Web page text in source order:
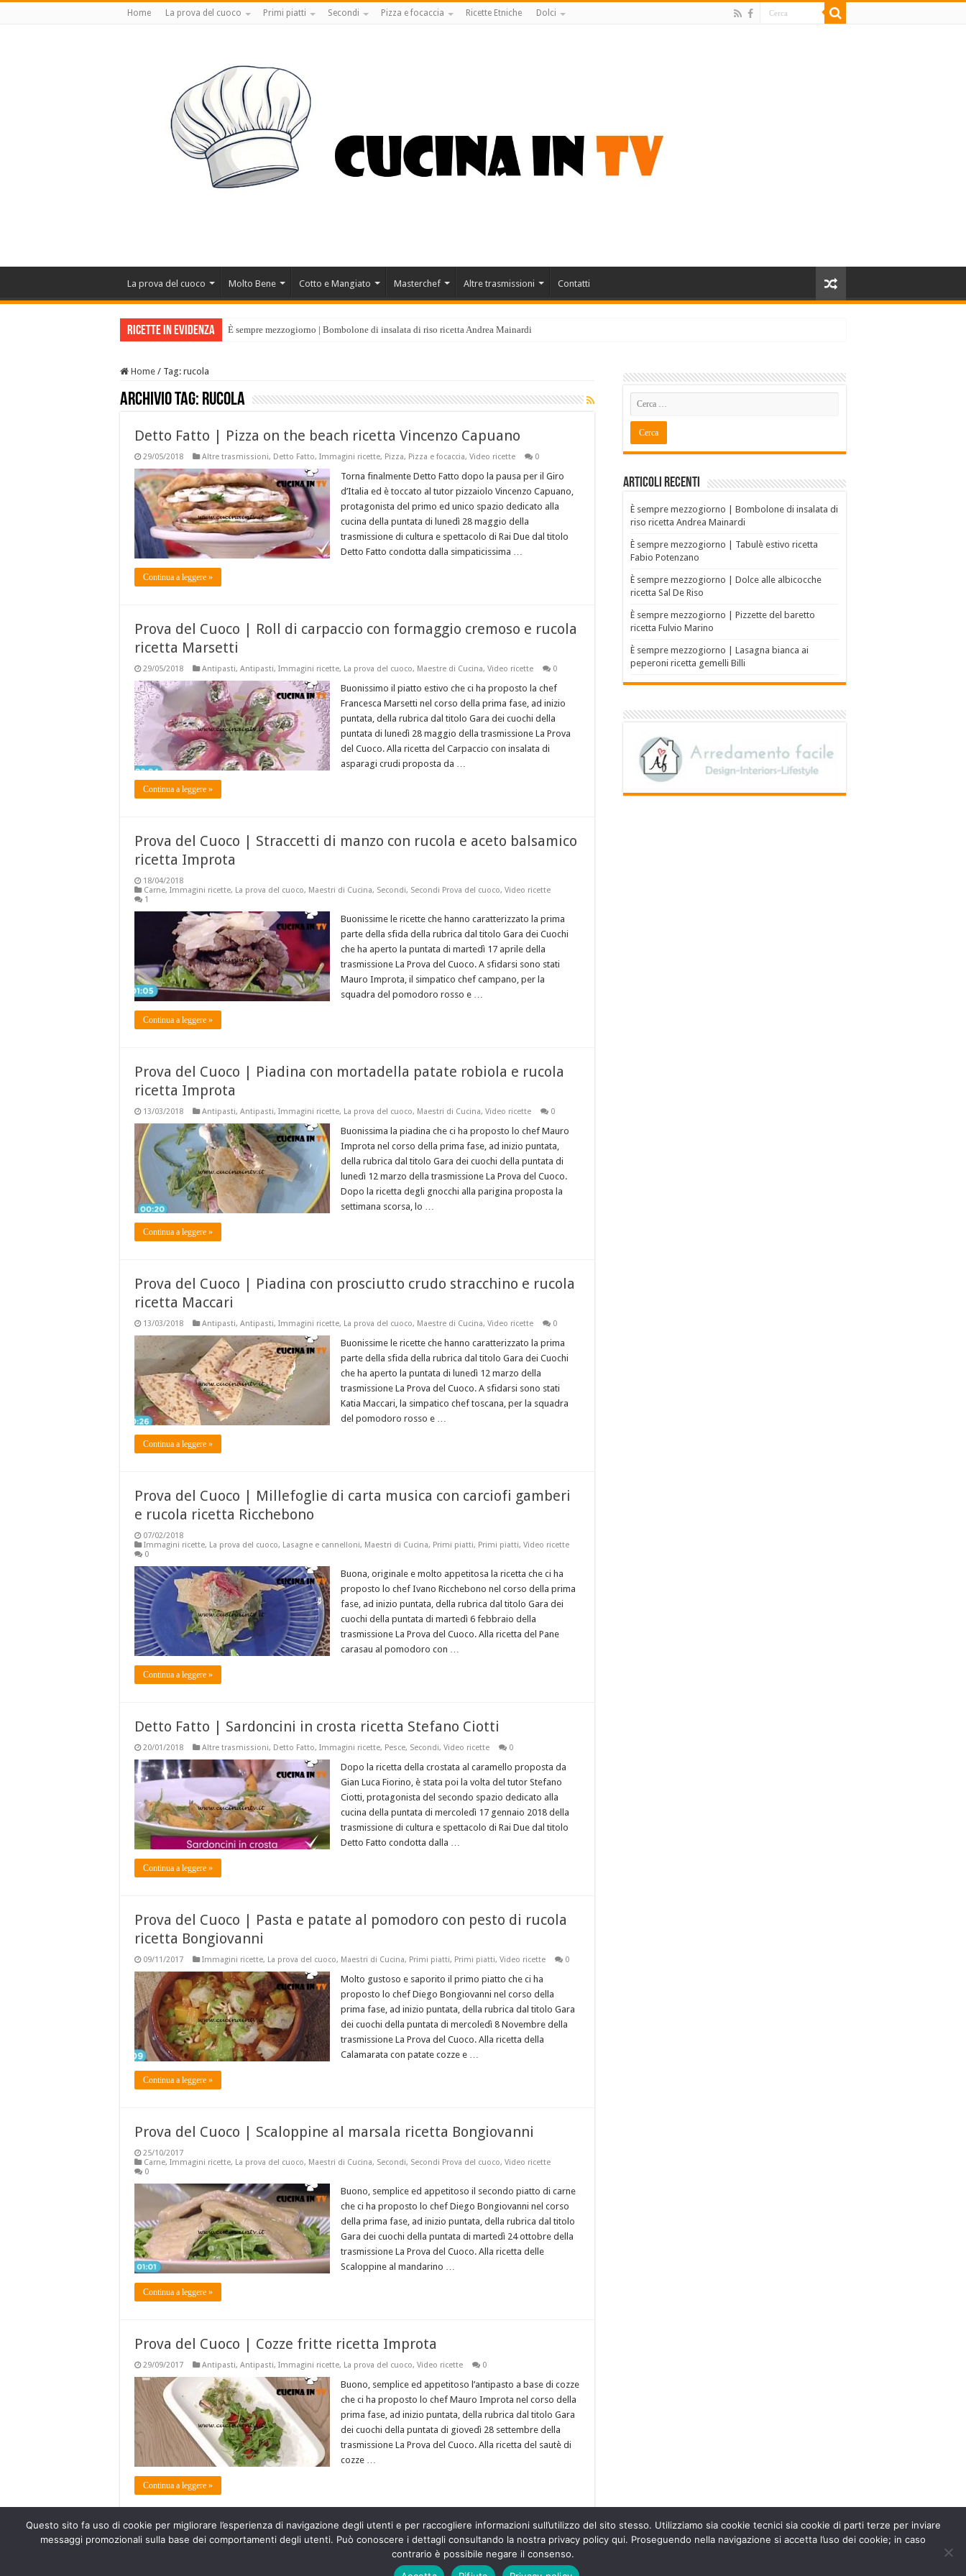
Home La prova del cuoco Primi piatti Secondi Pizza e focaccia Ricette Etniche Dolci
La prova del cuoco Molto Bene Cotto e Mangiato Masterchef Altre trasmissioni Contatti
Ricette in evidenza È sempre mezzogiorno | Bombolone di insalata di riso ricetta Andrea Mainardi
Home / Tag: rucola
Archivio tag: rucola
Detto Fatto | Pizza on the beach ricetta Vincenzo Capuano
29/05/2018 Altre trasmissioni, Detto Fatto, Immagini ricette, Pizza, Pizza e focaccia, Video ricette 0
Torna finalmente Detto Fatto dopo la pausa per il Giro
d’Italia ed è toccato al tutor pizzaiolo Vincenzo Capuano,
protagonista del primo ed unico spazio dedicato alla
cucina della puntata di lunedì 28 maggio della
trasmissione di cultura e spettacolo di Rai Due dal titolo
Detto Fatto condotta dalla simpaticissima …
Continua a leggere »
Prova del Cuoco | Roll di carpaccio con formaggio cremoso e rucola
ricetta Marsetti
29/05/2018 Antipasti, Antipasti, Immagini ricette, La prova del cuoco, Maestre di Cucina, Video ricette 0
Buonissimo il piatto estivo che ci ha proposto la chef
Francesca Marsetti nel corso della prima fase, ad inizio
puntata, della rubrica dal titolo Gara dei cuochi della
puntata di lunedì 28 maggio della trasmissione La Prova
del Cuoco. Alla ricetta del Carpaccio con insalata di
asparagi crudi proposta da …
Continua a leggere »
Prova del Cuoco | Straccetti di manzo con rucola e aceto balsamico
ricetta Improta
18/04/2018
Carne, Immagini ricette, La prova del cuoco, Maestri di Cucina, Secondi, Secondi Prova del cuoco, Video ricette
1
Buonissime le ricette che hanno caratterizzato la prima
parte della sfida della rubrica dal titolo Gara dei Cuochi
che ha aperto la puntata di martedì 17 aprile della
trasmissione La Prova del Cuoco. A sfidarsi sono stati
Mauro Improta, il simpatico chef campano, per la
squadra del pomodoro rosso e …
Continua a leggere »
Prova del Cuoco | Piadina con mortadella patate robiola e rucola
ricetta Improta
13/03/2018 Antipasti, Antipasti, Immagini ricette, La prova del cuoco, Maestri di Cucina, Video ricette 0
Buonissima la piadina che ci ha proposto lo chef Mauro
Improta nel corso della prima fase, ad inizio puntata,
della rubrica dal titolo Gara dei cuochi della puntata di
lunedì 12 marzo della trasmissione La Prova del Cuoco.
Dopo la ricetta degli gnocchi alla parigina proposta la
settimana scorsa, lo …
Continua a leggere »
Prova del Cuoco | Piadina con prosciutto crudo stracchino e rucola
ricetta Maccari
13/03/2018 Antipasti, Antipasti, Immagini ricette, La prova del cuoco, Maestre di Cucina, Video ricette 0
Buonissime le ricette che hanno caratterizzato la prima
parte della sfida della rubrica dal titolo Gara dei Cuochi
che ha aperto la puntata di lunedì 12 marzo della
trasmissione La Prova del Cuoco. A sfidarsi sono stati
Katia Maccari, la simpatico chef toscana, per la squadra
del pomodoro rosso e …
Continua a leggere »
Prova del Cuoco | Millefoglie di carta musica con carciofi gamberi
e rucola ricetta Ricchebono
07/02/2018
Immagini ricette, La prova del cuoco, Lasagne e cannelloni, Maestri di Cucina, Primi piatti, Primi piatti, Video ricette
0
Buona, originale e molto appetitosa la ricetta che ci ha
proposto lo chef Ivano Ricchebono nel corso della prima
fase, ad inizio puntata, della rubrica dal titolo Gara dei
cuochi della puntata di martedì 6 febbraio della
trasmissione La Prova del Cuoco. Alla ricetta del Pane
carasau al pomodoro con …
Continua a leggere »
Detto Fatto | Sardoncini in crosta ricetta Stefano Ciotti
20/01/2018 Altre trasmissioni, Detto Fatto, Immagini ricette, Pesce, Secondi, Video ricette 0
Dopo la ricetta della crostata al caramello proposta da
Gian Luca Fiorino, è stata poi la volta del tutor Stefano
Ciotti, protagonista del secondo spazio dedicato alla
cucina della puntata di mercoledì 17 gennaio 2018 della
trasmissione di cultura e spettacolo di Rai Due dal titolo
Detto Fatto condotta dalla …
Continua a leggere »
Prova del Cuoco | Pasta e patate al pomodoro con pesto di rucola
ricetta Bongiovanni
09/11/2017 Immagini ricette, La prova del cuoco, Maestri di Cucina, Primi piatti, Primi piatti, Video ricette 0
Molto gustoso e saporito il primo piatto che ci ha
proposto lo chef Diego Bongiovanni nel corso della
prima fase, ad inizio puntata, della rubrica dal titolo Gara
dei cuochi della puntata di mercoledì 8 Novembre della
trasmissione La Prova del Cuoco. Alla ricetta della
Calamarata con patate cozze e …
Continua a leggere »
Prova del Cuoco | Scaloppine al marsala ricetta Bongiovanni
25/10/2017
Carne, Immagini ricette, La prova del cuoco, Maestri di Cucina, Secondi, Secondi Prova del cuoco, Video ricette
0
Buono, semplice ed appetitoso il secondo piatto di carne
che ci ha proposto lo chef Diego Bongiovanni nel corso
della prima fase, ad inizio puntata, della rubrica dal titolo
Gara dei cuochi della puntata di martedì 24 ottobre della
trasmissione La Prova del Cuoco. Alla ricetta delle
Scaloppine al mandarino …
Continua a leggere »
Prova del Cuoco | Cozze fritte ricetta Improta
29/09/2017 Antipasti, Antipasti, Immagini ricette, La prova del cuoco, Video ricette 0
Buono, semplice ed appetitoso l’antipasto a base di cozze
che ci ha proposto lo chef Mauro Improta nel corso della
prima fase, ad inizio puntata, della rubrica dal titolo Gara
dei cuochi della puntata di giovedì 28 settembre della
trasmissione La Prova del Cuoco. Alla ricetta del sautè di
cozze …
Continua a leggere »
Pagina 1 di 4
1 2 3 4 »
Articoli recenti
È sempre mezzogiorno | Bombolone di insalata di
riso ricetta Andrea Mainardi
È sempre mezzogiorno | Tabulè estivo ricetta
Fabio Potenzano
È sempre mezzogiorno | Dolce alle albicocche
ricetta Sal De Riso
È sempre mezzogiorno | Pizzette del baretto
ricetta Fulvio Marino
È sempre mezzogiorno | Lasagna bianca ai
peperoni ricetta gemelli Billi
Questo sito fa uso di cookie per migliorare l’esperienza di navigazione degli utenti e per raccogliere informazioni sull’utilizzo del sito stesso. Utilizziamo sia cookie tecnici sia cookie di parti terze per inviare
messaggi promozionali sulla base dei comportamenti degli utenti. Può conoscere i dettagli consultando la nostra privacy policy qui. Proseguendo nella navigazione si accetta l’uso dei cookie; in caso
contrario è possibile negare il consenso.